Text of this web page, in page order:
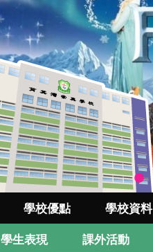
學校優點 學校資料
學生表現 課外活動